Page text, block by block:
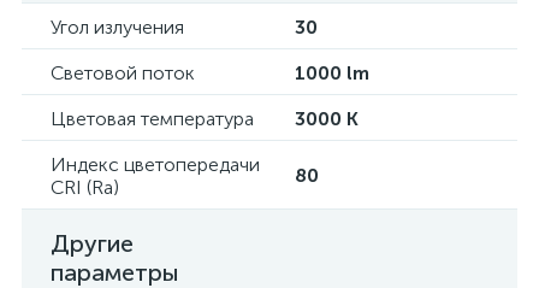
Угол излучения
30
Световой поток
1000 lm
Цветовая температура
3000 K
Индекс цветопередачи
CRI (Ra)
80
Другие
параметры